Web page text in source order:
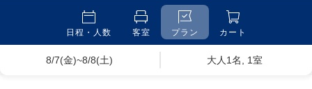
日程・人数 客室 プラン カート
8/7(金)~8/8(土) 大人1名, 1室